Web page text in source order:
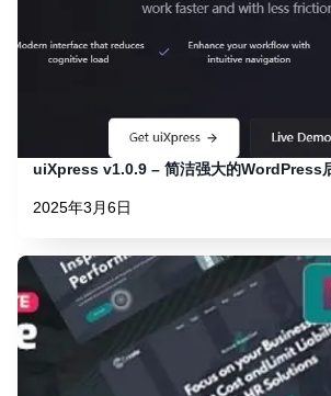
uiXpress v1.0.9 – 简洁强大的WordPress
2025年3月6日